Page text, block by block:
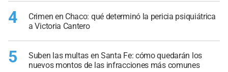
4
Crimen en Chaco: qué determinó la pericia psiquiátrica
a Victoria Cantero
5
Suben las multas en Santa Fe: cómo quedarán los
nuevos montos de las infracciones más comunes